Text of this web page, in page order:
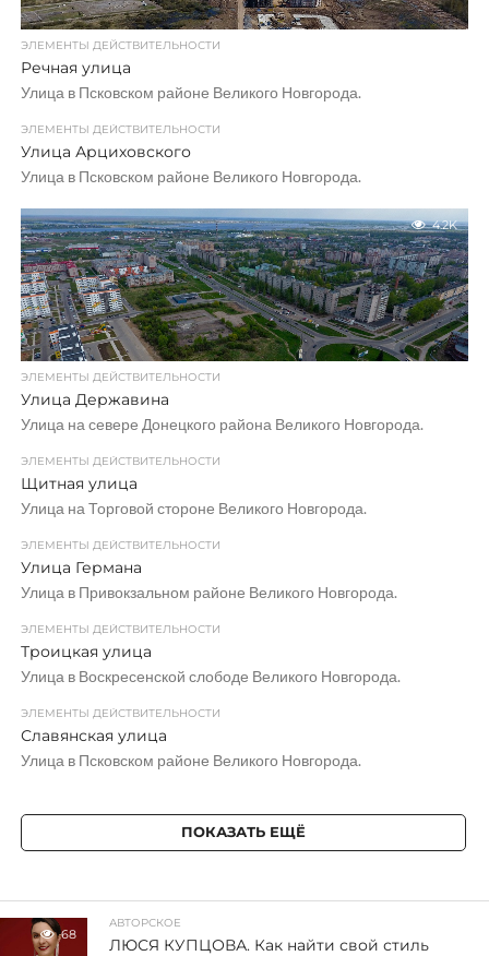
ЭЛЕМЕНТЫ ДЕЙСТВИТЕЛЬНОСТИ
Речная улица
Улица в Псковском районе Великого Новгорода.
ЭЛЕМЕНТЫ ДЕЙСТВИТЕЛЬНОСТИ
Улица Арциховского
Улица в Псковском районе Великого Новгорода.
4.2K
ЭЛЕМЕНТЫ ДЕЙСТВИТЕЛЬНОСТИ
Улица Державина
Улица на севере Донецкого района Великого Новгорода.
ЭЛЕМЕНТЫ ДЕЙСТВИТЕЛЬНОСТИ
Щитная улица
Улица на Торговой стороне Великого Новгорода.
ЭЛЕМЕНТЫ ДЕЙСТВИТЕЛЬНОСТИ
Улица Германа
Улица в Привокзальном районе Великого Новгорода.
ЭЛЕМЕНТЫ ДЕЙСТВИТЕЛЬНОСТИ
Троицкая улица
Улица в Воскресенской слободе Великого Новгорода.
ЭЛЕМЕНТЫ ДЕЙСТВИТЕЛЬНОСТИ
Славянская улица
Улица в Псковском районе Великого Новгорода.
ПОКАЗАТЬ ЕЩЁ
68
АВТОРСКОЕ
ЛЮСЯ КУПЦОВА. Как найти свой стиль